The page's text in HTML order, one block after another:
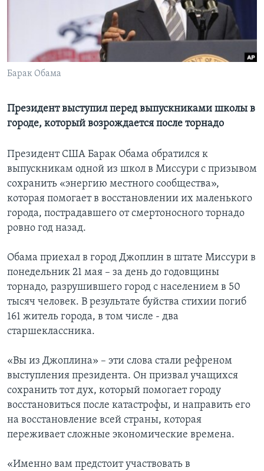
Learning English
СОЦИАЛЬНЫЕ СЕТИ
Языки
Барак Обама
Президент выступил перед выпускниками школы в
городе, который возрождается после торнадо
Президент США Барак Обама обратился к
выпускникам одной из школ в Миссури с призывом
сохранить «энергию местного сообщества»,
которая помогает в восстановлении их маленького
города, пострадавшего от смертоносного торнадо
ровно год назад.
Обама приехал в город Джоплин в штате Миссури в
понедельник 21 мая – за день до годовщины
торнадо, разрушившего город с населением в 50
тысяч человек. В результате буйства стихии погиб
161 житель города, в том числе - два
старшеклассника.
«Вы из Джоплина» – эти слова стали рефреном
выступления президента. Он призвал учащихся
сохранить тот дух, который помогает городу
восстановиться после катастрофы, и направить его
на восстановление всей страны, которая
переживает сложные экономические времена.
«Именно вам предстоит участвовать в